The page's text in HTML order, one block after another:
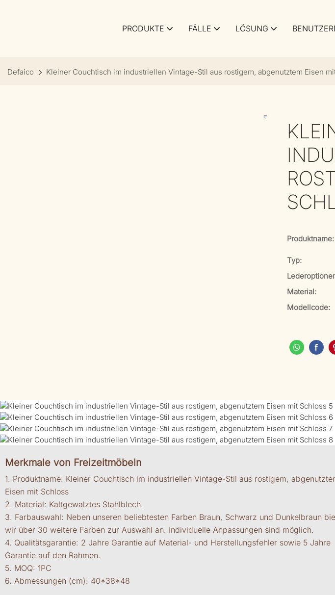
PRODUKTE FÄLLE LÖSUNG
Defaico Kleiner Couchtisch im industriellen Vintage-Stil aus rostigem, abgenutztem Eisen
Produktname:
Typ:
Material:
Modellcode:
Merkmale von Freizeitmöbeln
1. Produktname: Kleiner Couchtisch im industriellen Vintage-Stil aus rostigem,
Eisen mit Schloss
2. Material: Kaltgewalztes Stahlblech.
3. Farbauswahl: Neben unseren beliebtesten Farben Braun, Schwarz und Dunkelbraun
wir über 30 weitere Farben zur Auswahl an. Individuelle Anpassungen sind möglich.
4. Qualitätsgarantie: 2 Jahre Garantie auf Material- und Herstellungsfehler sowie 5 Jahre
Garantie auf den Rahmen.
5. MOQ: 1PC
6. Abmessungen (cm): 40*38*48